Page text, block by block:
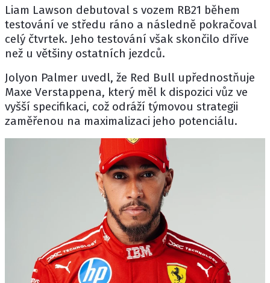
Liam Lawson debutoval s vozem RB21 během
testování ve středu ráno a následně pokračoval
celý čtvrtek. Jeho testování však skončilo dříve
než u většiny ostatních jezdců.
Jolyon Palmer uvedl, že Red Bull upřednostňuje
Maxe Verstappena, který měl k dispozici vůz ve
vyšší specifikaci, což odráží týmovou strategii
zaměřenou na maximalizaci jeho potenciálu.